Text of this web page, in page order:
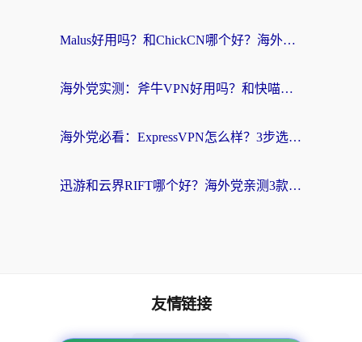
Malus好用吗？和ChickCN哪个好？海外党亲测：选对回国加速器，追剧游戏不卡顿
海外党实测：斧牛VPN好用吗？和快喵VPN对比哪个回国效果更好？附3款热门加速器深度分析
海外党必看：ExpressVPN怎么样？3步选对回国加速器，无缝刷国内剧玩手游
迅游和云界RIFT哪个好？海外党亲测3款回国加速器，教你无缝刷国内剧玩游戏
友情链接